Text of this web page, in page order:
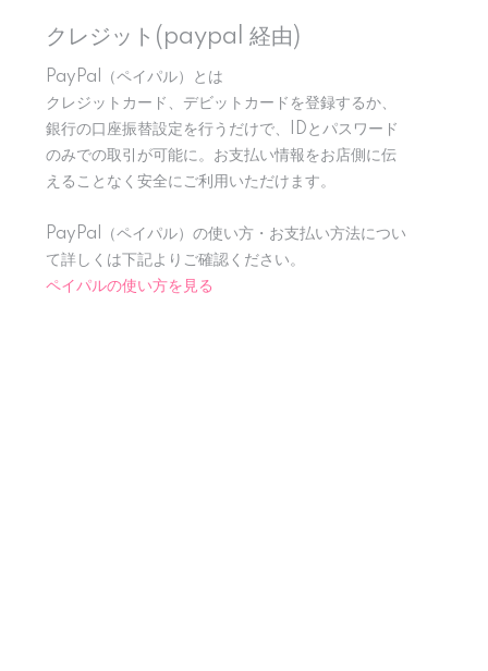
クレジット(paypal 経由)
PayPal（ペイパル）とは
クレジットカード、デビットカードを登録するか、
銀行の口座振替設定を行うだけで、IDとパスワード
のみでの取引が可能に。お支払い情報をお店側に伝
えることなく安全にご利用いただけます。
PayPal（ペイパル）の使い方・お支払い方法につい
て詳しくは下記よりご確認ください。
ペイパルの使い方を見る